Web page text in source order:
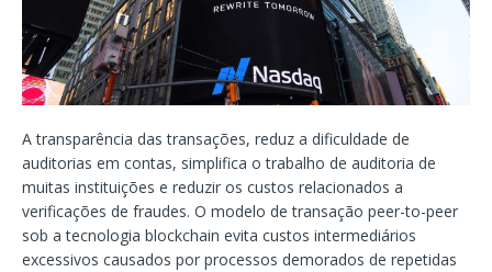
A transparência das transações, reduz a dificuldade de
auditorias em contas, simplifica o trabalho de auditoria de
muitas instituições e reduzir os custos relacionados a
verificações de fraudes. O modelo de transação peer-to-peer
sob a tecnologia blockchain evita custos intermediários
excessivos causados por processos demorados de repetidas